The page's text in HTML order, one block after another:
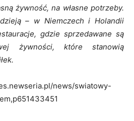
żywność, na własne potrzeby.
– w Niemczech i Holandii
gdzie sprzedawane są
żywności, które stanowią
news/swiatowy-